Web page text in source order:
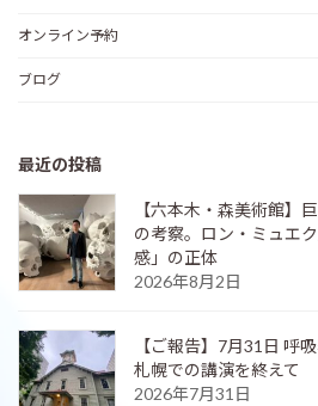
オンライン予約
ブログ
最近の投稿
【六本木・森美術館】
の考察。ロン・ミュエ
感」の正体
2026年8月2日
【ご報告】7月31日 呼
札幌での講演を終えて
2026年7月31日